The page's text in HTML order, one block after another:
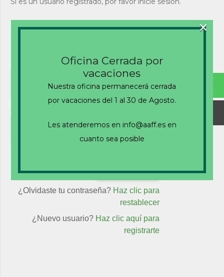
Nombre de usuario o correo electrónico
¿Olvidaste tu contraseña? Haz clic para
restablecer
¿Nuevo usuario? Haz clic aquí para
registrarte
Oficina Cerrada por
vacaciones
Nuestra oficina permanecerá cerrada
por vacaciones del 1 al 30 de Agosto.
Les atenderemos en info@aaff.es en
cuanto sea posible
×